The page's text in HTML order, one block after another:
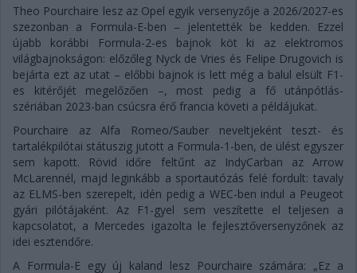
Theo Pourchaire lesz az Opel egyik versenyzője a 2026/2027-es
szezonban a Formula-E-ben – jelentették be kedden. Ezzel
újabb korábbi Formula-2-es bajnok köt ki az elektromos
világbajnokságon: előzőleg Nyck de Vries és Felipe Drugovich is
bejárta ezt az utat – előbbi bajnok is lett még a balul elsült F1-
es kitérőjét megelőzően –, most pedig a fő utánpótlás-
szériában 2023-ban csúcsra érő francia követi a példájukat.
Pourchaire az Alfa Romeo/Sauber neveltjeként teszt- és
tartalékpilótai státuszig jutott a Formula-1-ben, de ülést egyszer
sem kapott. Rövid időre feltűnt az IndyCarban az Arrow
McLarennél, majd leginkább a sportautózás felé fordult: tavaly
az ELMS-ben szerepelt, idén pedig a WEC-ben indul a Peugeot
gyári pilótájaként. Az F1-gyel sem veszítette el teljesen a
kapcsolatot, a Mercedes igazolta le fejlesztőversenyzőnek az
idei esztendőre.
A Formula-E egy új kaland lesz Pourchaire számára: „Ez a